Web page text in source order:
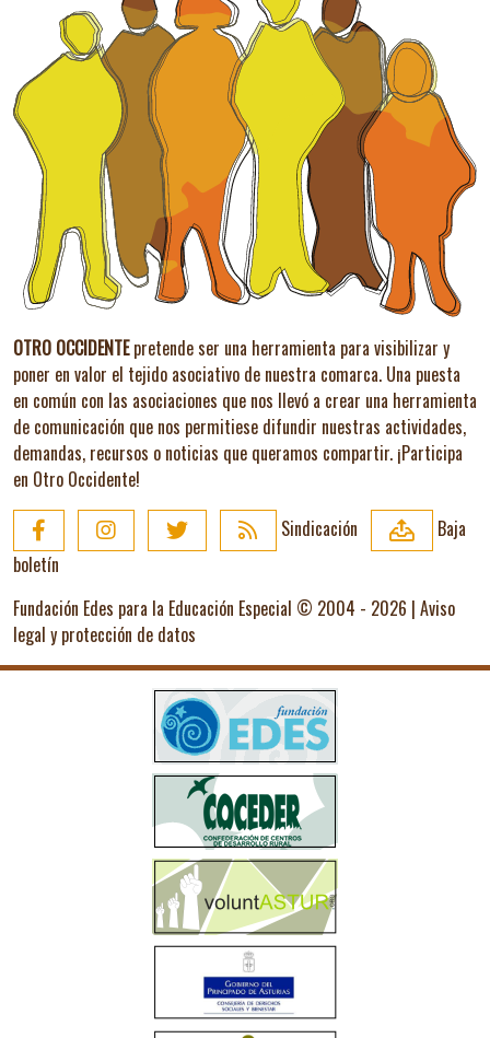
OTRO OCCIDENTEpretende ser una herramienta para visibilizar y
poner en valor el tejido asociativo de nuestra comarca. Una puesta
en común con las asociaciones que nos llevó a crear una herramienta
de comunicación que nos permitiese difundir nuestras actividades,
demandas, recursos o noticias que queramos compartir. ¡Participa
en Otro Occidente!
Sindicación
Baja
boletín
Fundación Edes para la Educación Especial © 2004 - 2026 | Aviso
legal y protección de datos